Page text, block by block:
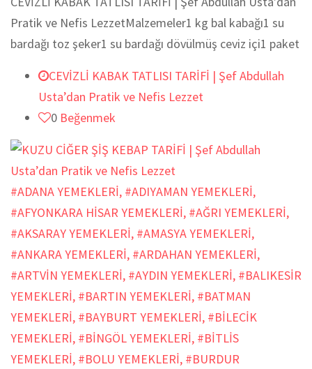
Pratik ve Nefis LezzetMalzemeler1 kg bal kabağı1 su
bardağı toz şeker1 su bardağı dövülmüş ceviz içi1 paket
CEVİZLİ KABAK TATLISI TARİFİ | Şef Abdullah
Usta’dan Pratik ve Nefis Lezzet
0 Beğenmek
#ADANA YEMEKLERİ, #ADIYAMAN YEMEKLERİ,
#AFYONKARA HİSAR YEMEKLERİ, #AĞRI YEMEKLERİ,
#AKSARAY YEMEKLERİ, #AMASYA YEMEKLERİ,
#ANKARA YEMEKLERİ, #ARDAHAN YEMEKLERİ,
#ARTVİN YEMEKLERİ, #AYDIN YEMEKLERİ, #BALIKESİR
YEMEKLERİ, #BARTIN YEMEKLERİ, #BATMAN
YEMEKLERİ, #BAYBURT YEMEKLERİ, #BİLECİK
YEMEKLERİ, #BİNGÖL YEMEKLERİ, #BİTLİS
YEMEKLERİ, #BOLU YEMEKLERİ, #BURDUR